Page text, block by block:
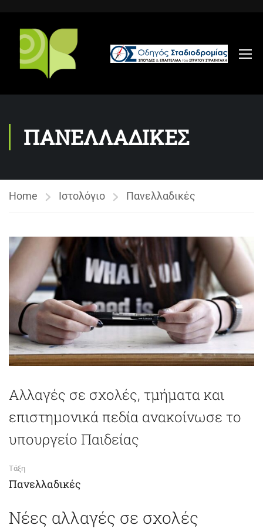
ΠΑΝΕΛΛΑΔΙΚΕΣ
Home Ιστολόγιο Πανελλαδικές
Αλλαγές σε σχολές, τμήματα και
επιστημονικά πεδία ανακοίνωσε το
υπουργείο Παιδείας
Τάξη
Πανελλαδικές
Νέες αλλαγές σε σχολές